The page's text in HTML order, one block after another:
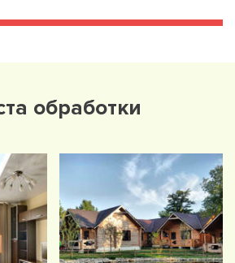
обработки